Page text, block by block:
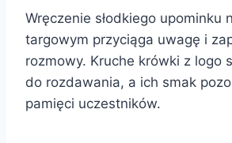
Wręczenie słodkiego upominku
targowym przyciąga uwagę i
rozmowy. Kruche krówki z logo
do rozdawania, a ich smak
pamięci uczestników.